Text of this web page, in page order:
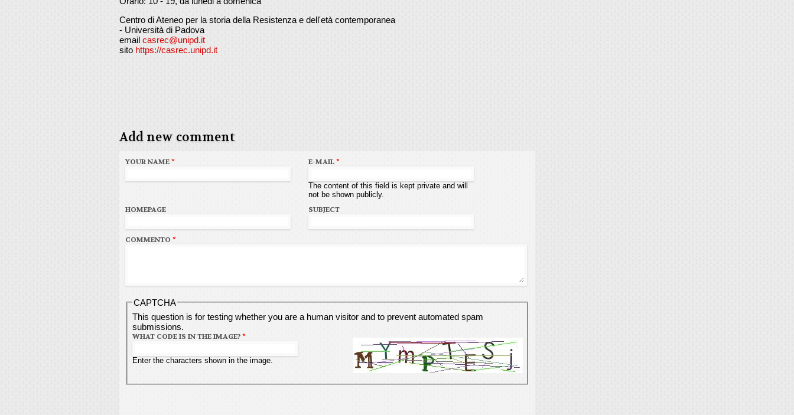
Centro di Ateneo per la storia della Resistenza e dell'età contemporanea
- Università di Padova
email casrec@unipd.it
sito https://casrec.unipd.it
Add new comment
YOUR NAME* E-MAIL*
The content of this field is kept private and will
not be shown publicly.
HOMEPAGE SUBJECT
COMMENTO *
CAPTCHA
This question is for testing whether you are a human visitor and to prevent automated spam
submissions.
WHAT CODE IS IN THE IMAGE?*
Enter the characters shown in the image.